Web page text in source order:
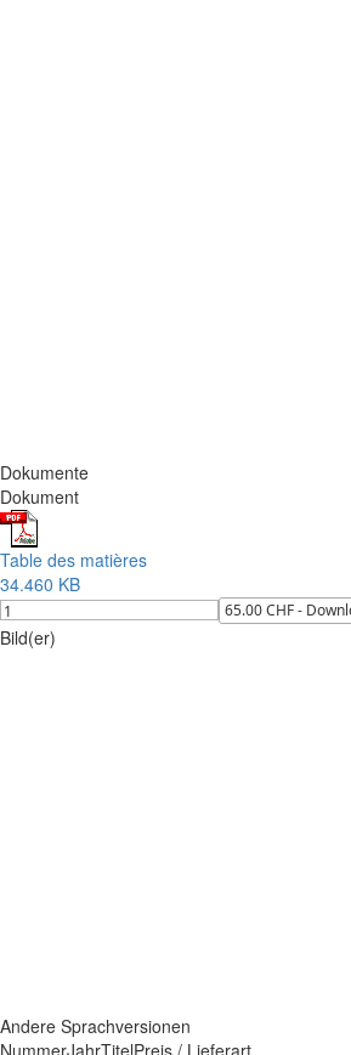
Dokumente
Dokument
Table des matières
34.460 KB
Bild(er)
Andere Sprachversionen
NummerJahrTitelPreis / Lieferart